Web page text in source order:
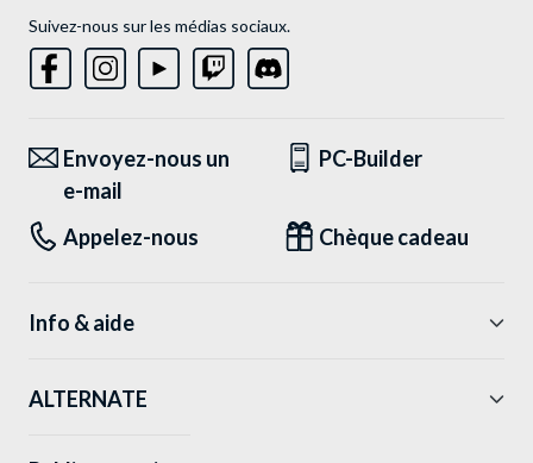
Suivez-nous sur les médias sociaux.
Envoyez-nous un
e-mail
PC-Builder
Appelez-nous Chèque cadeau
Info & aide
ALTERNATE